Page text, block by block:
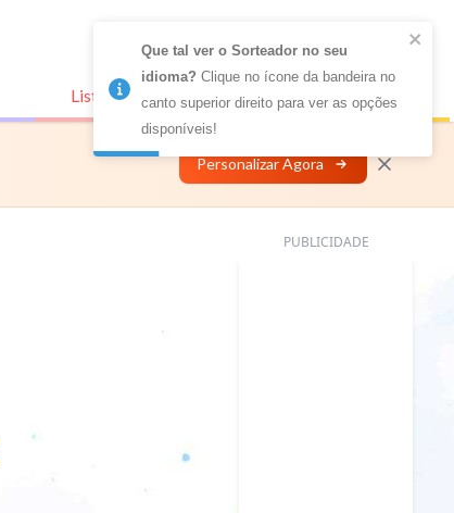
Listas Conectadas Personalizar
Personalizar Agora
PUBLICIDADE
Que tal ver o Sorteador no seu
idioma? Clique no ícone da bandeira no
canto superior direito para ver as opções
disponíveis!